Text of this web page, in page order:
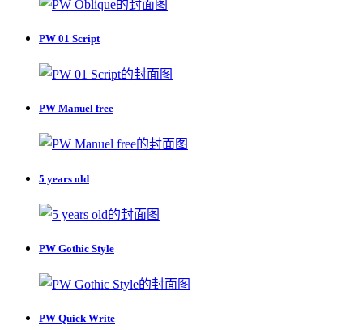
PW 01 Script
PW Manuel free
5 years old
PW Gothic Style
PW Quick Write